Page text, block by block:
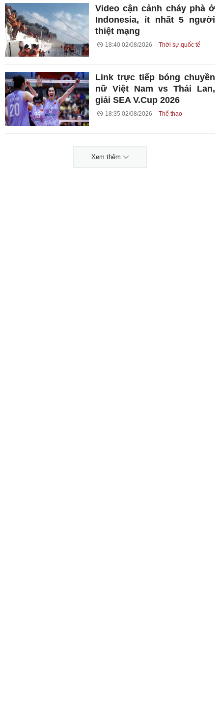
Video cận cảnh cháy phà ở
Indonesia, ít nhất 5 người
thiệt mạng
18:40 02/08/2026 Thời sự quốc tế
Link trực tiếp bóng chuyền
nữ Việt Nam vs Thái Lan,
giải SEA V.Cup 2026
18:35 02/08/2026 Thể thao
Xem thêm